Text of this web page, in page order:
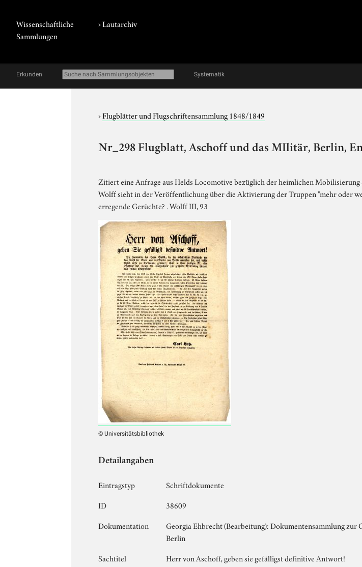
Wissenschaftliche
Sammlungen
›Lautarchiv
Erkunden Systematik
›Flugblätter und Flugschriftensammlung 1848/1849
Nr_298 Flugblatt, Aschoff und das MIlitär, Berlin,
Zitiert eine Anfrage aus Helds Locomotive bezüglich der heimlichen
Wolff sieht in der Veröffentlichung über die Aktivierung der Truppen "mehr oder
erregende Gerüchte? . Wolff III, 93
© Universitätsbibliothek
Detailangaben
Eintragstyp
Schriftdokumente
ID
38609
Dokumentation
Georgia Ehbrecht (Bearbeitung): Dokumentensammlung
Berlin
Sachtitel
Herr von Aschoff, geben sie gefälligst definitive Antwort!